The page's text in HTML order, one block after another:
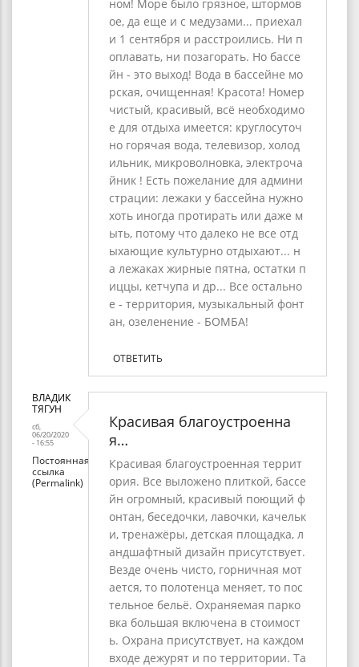
ном! Море было грязное, штормов
ое, да еще и с медузами... приехал
и 1 сентября и расстроились. Ни п
оплавать, ни позагорать. Но бассе
йн - это выход! Вода в бассейне мо
рская, очищенная! Красота! Номер
чистый, красивый, всё необходимо
е для отдыха имеется: круглосуточ
но горячая вода, телевизор, холод
ильник, микроволновка, электроча
йник ! Есть пожелание для админи
страции: лежаки у бассейна нужно
хоть иногда протирать или даже м
ыть, потому что далеко не все отд
ыхающие культурно отдыхают... н
а лежаках жирные пятна, остатки п
иццы, кетчупа и др... Все остально
е - территория, музыкальный фонт
ан, озеленение - БОМБА!
ОТВЕТИТЬ
ВЛАДИК
ТЯГУН
сб,
06/20/2020
- 16:55
Постоянная
ссылка
(Permalink)
Красивая благоустроенна
я…
Красивая благоустроенная террит
ория. Все выложено плиткой, бассе
йн огромный, красивый поющий ф
онтан, беседочки, лавочки, качельк
и, тренажёры, детская площадка, л
андшафтный дизайн присутствует.
Везде очень чисто, горничная мот
ается, то полотенца меняет, то пос
тельное бельё. Охраняемая парко
вка большая включена в стоимост
ь. Охрана присутствует, на каждом
входе дежурят и по территории. Та